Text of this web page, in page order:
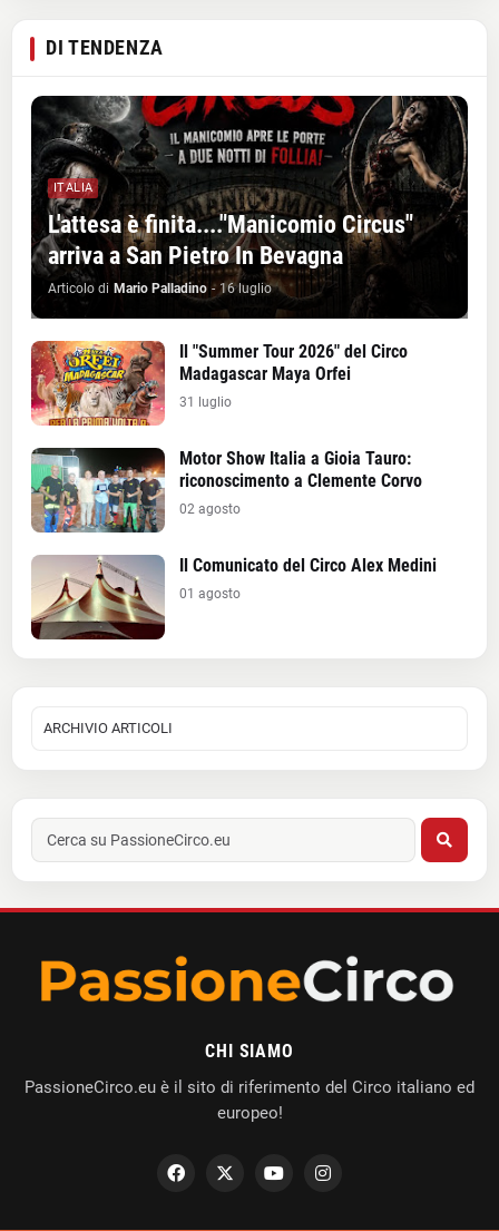
DI TENDENZA
ITALIA
L'attesa è finita...."Manicomio Circus"
arriva a San Pietro In Bevagna
Articolo di Mario Palladino - 16 luglio
Il "Summer Tour 2026" del Circo
Madagascar Maya Orfei
31 luglio
Motor Show Italia a Gioia Tauro:
riconoscimento a Clemente Corvo
02 agosto
Il Comunicato del Circo Alex Medini
01 agosto
CHI SIAMO
PassioneCirco.eu è il sito di riferimento del Circo italiano ed
europeo!